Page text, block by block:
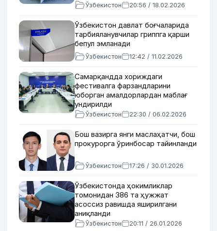
Ўзбекистон 20:56 / 18.02.2026
Ўзбекистон давлат боғчаларида
тарбияланувчилар гриппга қарши
бепул эмланади
Ўзбекистон 12:42 / 11.02.2026
Самарқандда хориждаги
фестивалга фарзандларини
юборган амалдорлардан маблағ
ундирилди
Ўзбекистон 22:30 / 06.02.2026
Бош вазирга янги маслаҳатчи, бош
прокурорга ўринбосар тайинланди
Ўзбекистон 17:26 / 30.01.2026
Ўзбекистонда ҳокимликлар
томонидан 386 та ҳужжат
асоссиз равишда яширилгани
аниқланди
Ўзбекистон 20:11 / 26.01.2026